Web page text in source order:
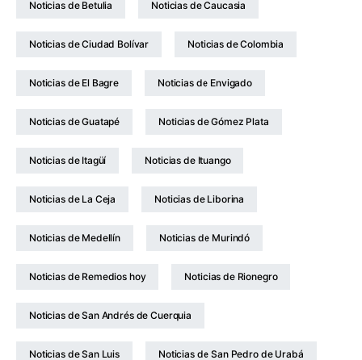
Noticias de Betulia Noticias de Caucasia
Noticias de Ciudad Bolívar Noticias de Colombia
Noticias de El Bagre Noticias de Envigado
Noticias de Guatapé Noticias de Gómez Plata
Noticias de Itagüí Noticias de Ituango
Noticias de La Ceja Noticias de Liborina
Noticias de Medellín Noticias de Murindó
Noticias de Remedios hoy Noticias de Rionegro
Noticias de San Andrés de Cuerquia
Noticias de San Luis Noticias de San Pedro de Urabá